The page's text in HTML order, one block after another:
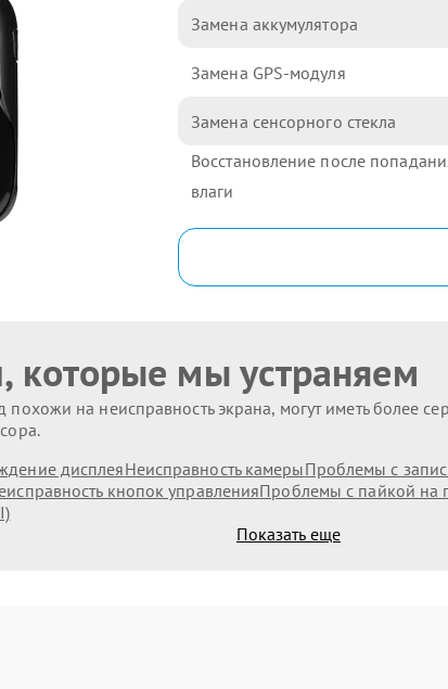
Замена аккумулятора
Замена GPS-модуля
Замена сенсорного стекла
Восстановление после
влаги
которые мы устраняем
на неисправность экрана, могут иметь более
дисплеяНеисправность камерыПроблемы с
кнопок управленияПроблемы с пайкой на
Показать еще